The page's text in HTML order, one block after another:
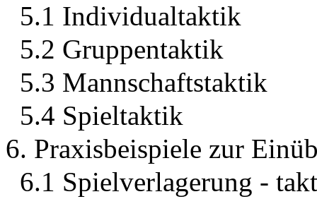
5.1 Individualtaktik
5.2 Gruppentaktik
5.3 Mannschaftstaktik
5.4 Spieltaktik
6. Praxisbeispiele zur
6.1 Spielverlagerung -